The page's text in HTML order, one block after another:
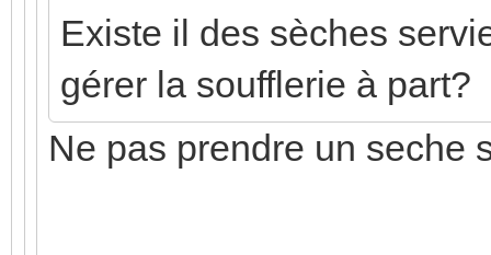
Existe il des sèches
gérer la soufflerie à part?
Ne pas prendre un seche